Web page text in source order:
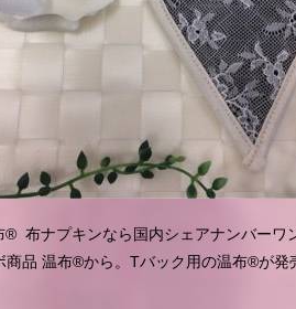
®︎ 布ナプキンなら国内シェアナンバー
商品 温布®︎から。Tバック用の温布®︎が発